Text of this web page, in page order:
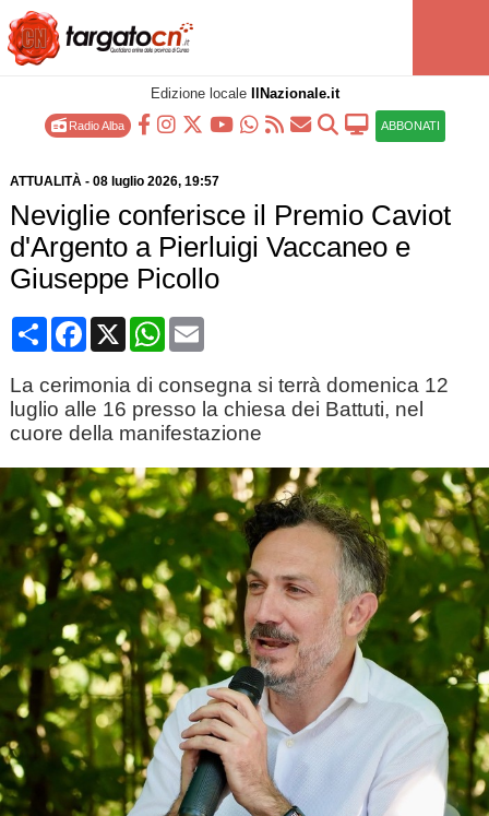
Edizione locale IlNazionale.it
Radio Alba ABBONATI
ATTUALITÀ- 08 luglio 2026, 19:57
Neviglie conferisce il Premio Caviot
d'Argento a Pierluigi Vaccaneo e
Giuseppe Picollo
CondividiFacebook
X WhatsApp
Email
La cerimonia di consegna si terrà domenica 12
luglio alle 16 presso la chiesa dei Battuti, nel
cuore della manifestazione